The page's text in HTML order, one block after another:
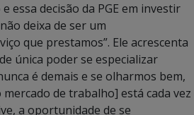
essa decisão da PGE em investir
deixa de ser um
que prestamos”. Ele acrescenta
única poder se especializar
é demais e se olharmos bem,
de trabalho] está cada vez
a oportunidade de se